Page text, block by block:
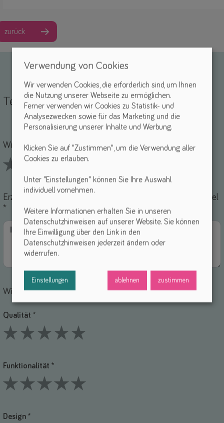
zurück
Teile deine Erfahrungen
Wie findest du dieses Hilfsmittel? *
2 Stars3 Stars4 Stars5 Stars
Erzähle uns von deinen Erfahrungen mit diesem Hilfsmittel
*
Wie bewertest du die einzelnen Punkte?
Qualität *
Funktionalität *
Design *
Verwendung von Cookies
Wir verwenden Cookies, die erforderlich sind, um Ihnen
die Nutzung unserer Webseite zu ermöglichen.
Ferner verwenden wir Cookies zu Statistik- und
Analysezwecken sowie für das Marketing und die
Personalisierung unserer Inhalte und Werbung.
Klicken Sie auf "Zustimmen", um die Verwendung aller
Cookies zu erlauben.
Unter "Einstellungen" können Sie Ihre Auswahl
individuell vornehmen.
Weitere Informationen erhalten Sie in unseren
Datenschutzhinweisen auf unserer Website. Sie können
Ihre Einwilligung über den Link in den
Datenschutzhinweisen jederzeit ändern oder
widerrufen.
Einstellungen ablehnen zustimmen